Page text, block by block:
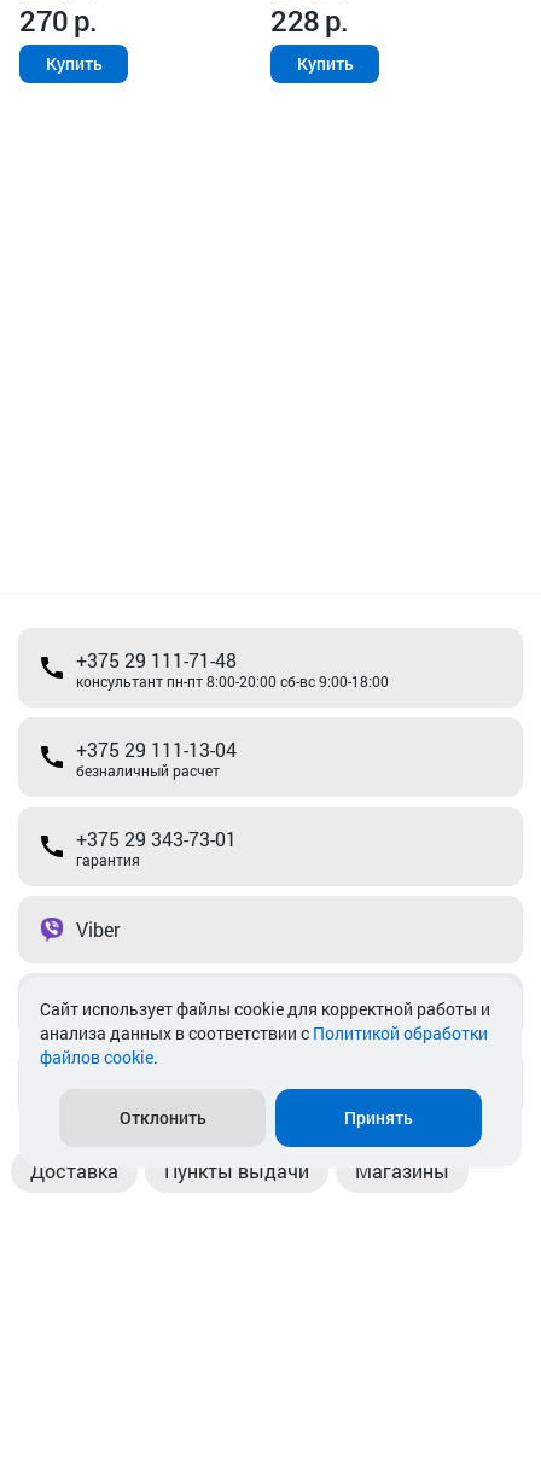
270р.
Купить
228р.
Купить
+375 29 111-71-48
консультант пн-пт 8:00-20:00 сб-вс 9:00-18:00
+375 29 111-13-04
безналичный расчет
+375 29 343-73-01
гарантия
Viber
Telegram
Доставка Пункты выдачи Магазины
Cайт использует файлы cookie для корректной работы и
анализа данных в соответствии с Политикой обработки
файлов cookie.
Отклонить Принять